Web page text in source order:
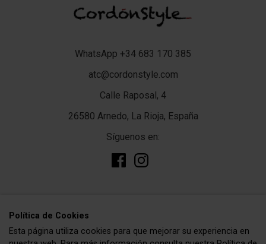
WhatsApp +34 683 170 385
atc@cordonstyle.com
Calle Raposal, 4
26580 Arnedo, La Rioja, España
Síguenos en:
Complementos
CORDÓNSTYLE add
Polí­tica de Cookies
Esta página utiliza cookies para que mejorar su experiencia en